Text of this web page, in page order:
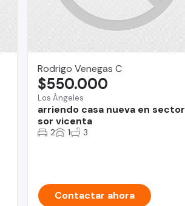
Rodrigo Venegas C
Los Ángeles
arriendo casa nueva en sector
sor vicenta
$550.000
2 1 3
Contactar ahora